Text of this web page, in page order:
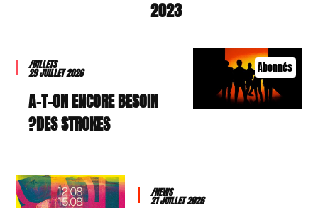
2023
Abonnés
/BILLETS
29 JUILLET 2026
A-T-ON ENCORE BESOIN
DES STROKES?
/NEWS
21 JUILLET 2026